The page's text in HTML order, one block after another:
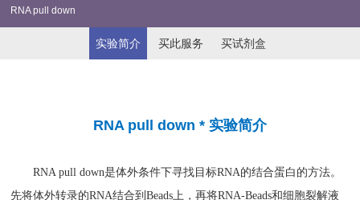
RNA pull down
实验简介 买此服务 买试剂盒
RNA pull down * 实验简介
RNA pull down是体外条件下寻找目标RNA的结合蛋白的方法。
先将体外转录的RNA结合到Beads上，再将RNA-Beads和细胞裂解液